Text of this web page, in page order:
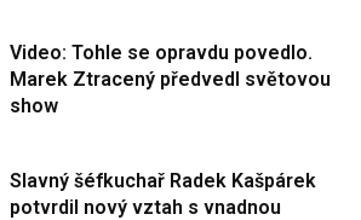
Video: Tohle se opravdu povedlo.
Marek Ztracený předvedl světovou
show
Slavný šéfkuchař Radek Kašpárek
potvrdil nový vztah s vnadnou